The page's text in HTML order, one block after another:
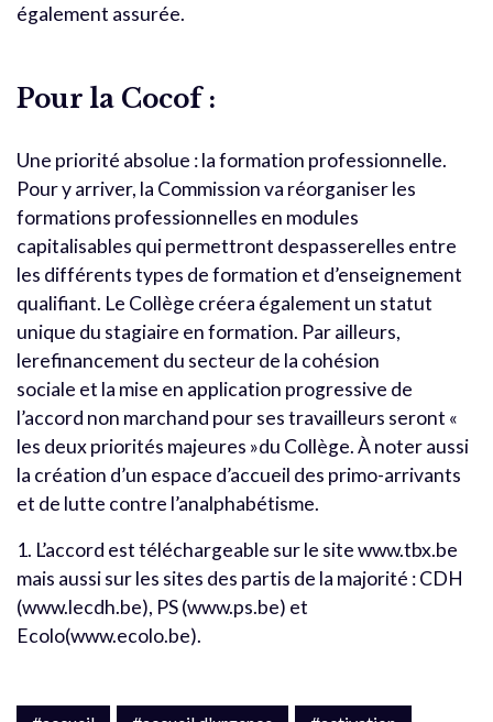
également assurée.
Pour la Cocof :
Une priorité absolue : la formation professionnelle.
Pour y arriver, la Commission va réorganiser les
formations professionnelles en modules
capitalisables qui permettront despasserelles entre
les différents types de formation et d’enseignement
qualifiant. Le Collège créera également un statut
unique du stagiaire en formation. Par ailleurs,
lerefinancement du secteur de la cohésion
sociale et la mise en application progressive de
l’accord non marchand pour ses travailleurs seront «
les deux priorités majeures »du Collège. À noter aussi
la création d’un espace d’accueil des primo-arrivants
et de lutte contre l’analphabétisme.
1. L’accord est téléchargeable sur le site www.tbx.be
mais aussi sur les sites des partis de la majorité : CDH
(www.lecdh.be), PS (www.ps.be) et
Ecolo(www.ecolo.be).